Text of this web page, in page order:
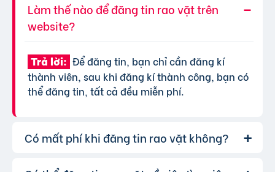
Làm thế nào để đăng tin rao vặt trên
website?
Trả lời: Để đăng tin, bạn chỉ cần đăng kí
thành viên, sau khi đăng kí thành công, bạn có
thể đăng tin, tất cả đều miễn phí.
Có mất phí khi đăng tin rao vặt không?